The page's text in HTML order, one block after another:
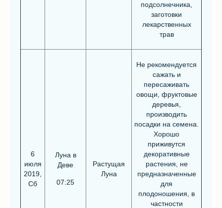
подсолнечника,
заготовки
лекарственных
трав
6
июля
2019,
Сб
Луна в
Деве
07:25
Растущая
Луна
Не рекомендуется
сажать и
пересаживать
овощи, фруктовые
деревья,
производить
посадки на семена.
Хорошо
приживутся
декоративные
растения, не
предназначенные
для
плодоношения, в
частности